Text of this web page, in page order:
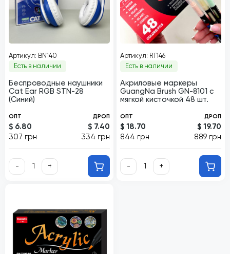
Артикул: BN140
Есть в наличии
Беспроводные наушники
Cat Ear RGB STN-28
(Синий)
ОПТ
$ 6.80
307 грн
ДРОП
$ 7.40
334 грн
- +
Артикул: RT146
Есть в наличии
Акриловые маркеры
GuangNa Brush GN-8101 с
мягкой кисточкой 48 шт.
ОПТ
$ 18.70
844 грн
ДРОП
$ 19.70
889 грн
- +